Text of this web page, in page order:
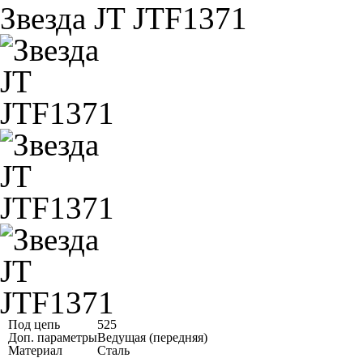
Звезда JT JTF1371
Под цепь
525
Доп. параметрыВедущая (передняя)
Материал
Сталь